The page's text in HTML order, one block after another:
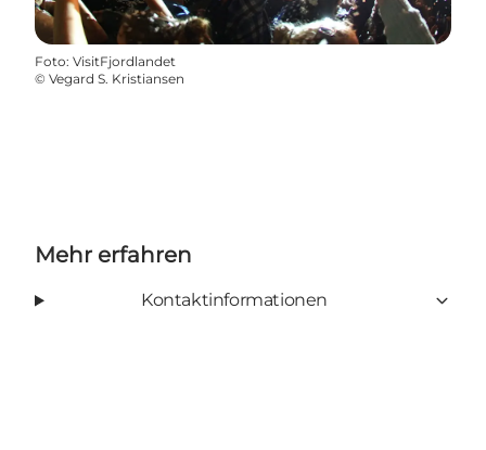
Foto: VisitFjordlandet
© Vegard S. Kristiansen
Mehr erfahren
Kontaktinformationen